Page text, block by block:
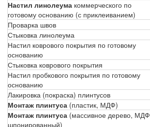
Настил линолеума коммерческого по
готовому основанию (с приклеиванием)
Проварка швов
Стыковка линолеума
Настил коврового покрытия по готовому
основанию
Стыковка коврового покрытия
Настил пробкового покрытия по готовому
основанию
Лакировка (покраска) плинтусов
Монтаж плинтуса (пластик, МДФ)
Монтаж плинтуса (массивное дерево, МДФ
шпонированный)